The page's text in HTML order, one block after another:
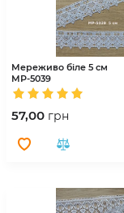
Мереживо біле 5 см
МР-5039
57,00 грн